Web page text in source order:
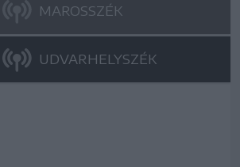
MAROSSZÉK
UDVARHELYSZÉK